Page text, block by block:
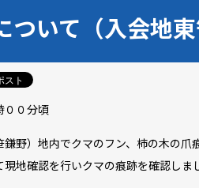
ついて（入会地東
スト
００分頃
野）地内でクマのフン、柿の木の爪
地確認を行いクマの痕跡を確認しま